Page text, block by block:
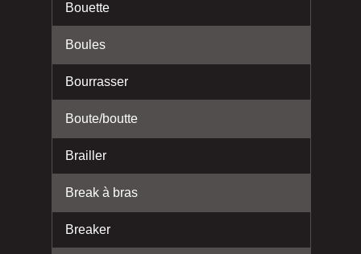
Bouette
Boules
Bourrasser
Boute/boutte
Brailler
Break à bras
Breaker